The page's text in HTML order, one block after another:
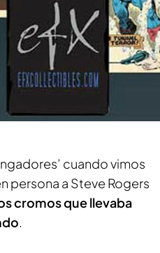
cuando vimos
persona a Steve Rogers
cromos que llevaba
.